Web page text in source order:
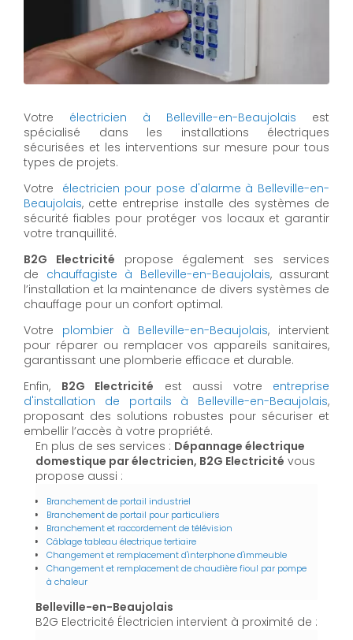
Votre électricien à Belleville-en-Beaujolais est
spécialisé dans les installations électriques
sécurisées et les interventions sur mesure pour tous
types de projets.
Votre électricien pour pose d'alarme à Belleville-en-
Beaujolais, cette entreprise installe des systèmes de
sécurité fiables pour protéger vos locaux et garantir
votre tranquillité.
B2G Electricité propose également ses services
de chauffagiste à Belleville-en-Beaujolais, assurant
l’installation et la maintenance de divers systèmes de
chauffage pour un confort optimal.
Votre plombier à Belleville-en-Beaujolais, intervient
pour réparer ou remplacer vos appareils sanitaires,
garantissant une plomberie efficace et durable.
Enfin, B2G Electricité est aussi votre entreprise
d'installation de portails à Belleville-en-Beaujolais,
proposant des solutions robustes pour sécuriser et
embellir l’accès à votre propriété.
En plus de ses services : Dépannage électrique
domestique par électricien, B2G Electricité vous
propose aussi :
Branchement de portail industriel
Branchement de portail pour particuliers
Branchement et raccordement de télévision
Câblage tableau électrique tertiaire
Changement et remplacement d'interphone d'immeuble
Changement et remplacement de chaudière fioul par pompe
à chaleur
Belleville-en-Beaujolais
B2G Electricité Électricien intervient à proximité de :